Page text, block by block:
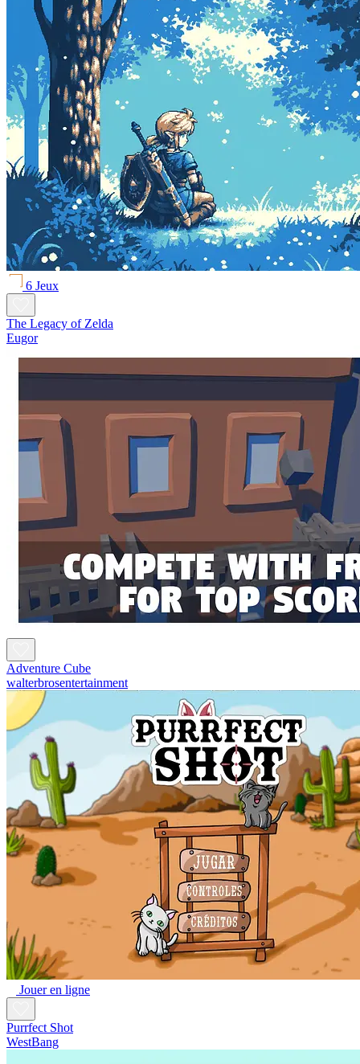
6 Jeux
The Legacy of Zelda
Eugor
Adventure Cube
walterbrosentertainment
Jouer en ligne
Purrfect Shot
WestBang